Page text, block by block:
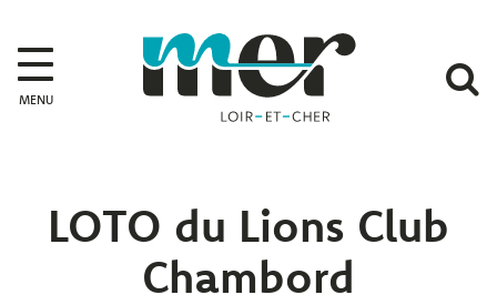
MENU
LOTO du Lions Club
Chambord